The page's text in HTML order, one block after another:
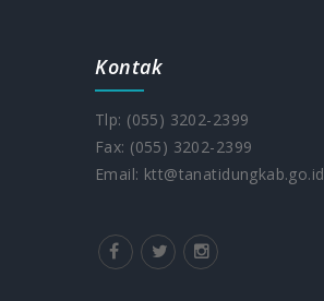
Kontak
Tlp: (055) 3202-2399
Fax: (055) 3202-2399
Email: ktt@tanatidungkab.go.id